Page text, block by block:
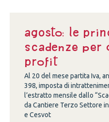
Agosto: le
scadenze per
profit
Al 20 del mese partita Iva,
398, imposta di
l’estratto mensile dallo
da Cantiere Terzo Settore
e Cesvot